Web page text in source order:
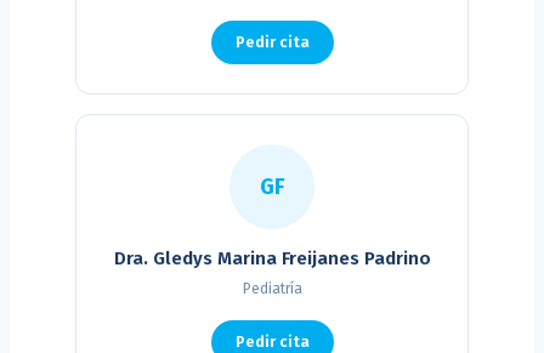
Pedir cita
GF
Dra. Gledys Marina Freijanes Padrino
Pediatría
Pedir cita